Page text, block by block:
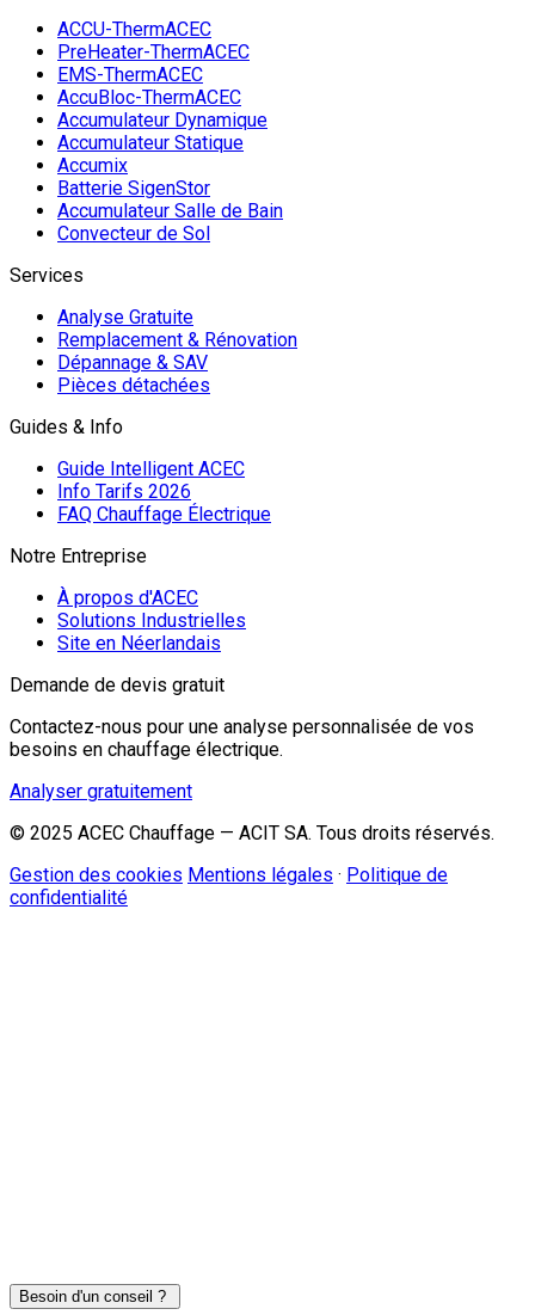
ACCU-ThermACEC
PreHeater-ThermACEC
EMS-ThermACEC
AccuBloc-ThermACEC
Accumulateur Dynamique
Accumulateur Statique
Accumix
Batterie SigenStor
Accumulateur Salle de Bain
Convecteur de Sol
Services
Analyse Gratuite
Remplacement & Rénovation
Dépannage & SAV
Pièces détachées
Guides & Info
Guide Intelligent ACEC
Info Tarifs 2026
FAQ Chauffage Électrique
Notre Entreprise
À propos d'ACEC
Solutions Industrielles
Site en Néerlandais
Demande de devis gratuit
Contactez-nous pour une analyse personnalisée de vos
besoins en chauffage électrique.
Analyser gratuitement
© 2025 ACEC Chauffage — ACIT SA. Tous droits réservés.
Gestion des cookies Mentions légales · Politique de
confidentialité
Besoin d'un conseil ?